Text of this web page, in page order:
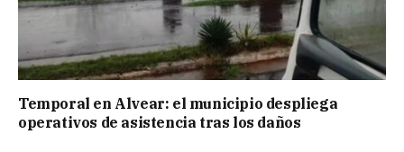
Temporal en Alvear: el municipio despliega
operativos de asistencia tras los daños